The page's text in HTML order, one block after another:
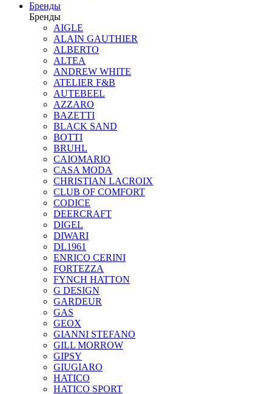
Бренды
Бренды
AIGLE
ALAIN GAUTHIER
ALBERTO
ALTEA
ANDREW WHITE
ATELIER F&B
AUTEBEEL
AZZARO
BAZETTI
BLACK SAND
BOTTI
BRUHL
CAIOMARIO
CASA MODA
CHRISTIAN LACROIX
CLUB OF COMFORT
CODICE
DEERCRAFT
DIGEL
DIWARI
DL1961
ENRICO CERINI
FORTEZZA
FYNCH HATTON
G DESIGN
GARDEUR
GAS
GEOX
GIANNI STEFANO
GILL MORROW
GIPSY
GIUGIARO
HATICO
HATICO SPORT